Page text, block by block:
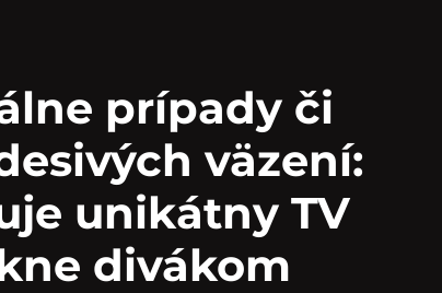
prípady či
väzení:
unikátny TV
divákom